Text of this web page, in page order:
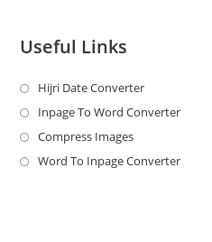
Useful Links
Hijri Date ConverterOpens
in
new
Inpage To Word ConverterOpens
a
Compress ImagesOpens
in
Word To Inpage ConverterOpens